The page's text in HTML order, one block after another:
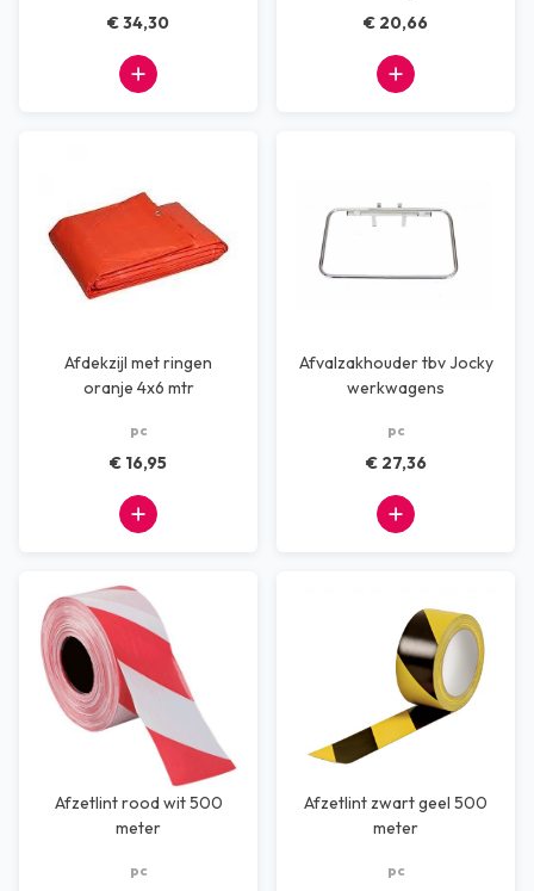
€ 34,30 € 20,66
Afdekzijl met ringen
oranje 4x6 mtr
pc
€ 16,95
Afvalzakhouder tbv Jocky
werkwagens
pc
€ 27,36
Afzetlint rood wit 500
meter
pc
Afzetlint zwart geel 500
meter
pc